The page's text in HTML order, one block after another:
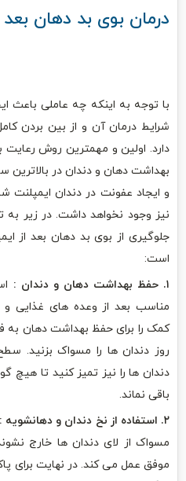
درمان بوی بد دهان بعد
با توجه به اینکه چه عاملی باعث
شرایط درمان آن و از بین بردن
دارد. اولین و مهمترین روش
بهداشت دهان و دندان در
و ایجاد عفونت در دندان
نیز وجود نخواهد داشت. در زیر به
جلوگیری از بوی بد دهان بعد از
است:
۱. حفظ بهداشت دهان و دندان :
مناسب بعد از وعده های غذایی و
کمک را برای حفظ بهداشت دهان به
روز دندان ها را مسواک بزنید.
دندان ها را نیز تمیز کنید تا هیچ
باقی نماند.
۲. استفاده از نخ دندان و دهانشویه :
مسواک از لای دندان ها خارج
موفق عمل می کند. در نهایت برای